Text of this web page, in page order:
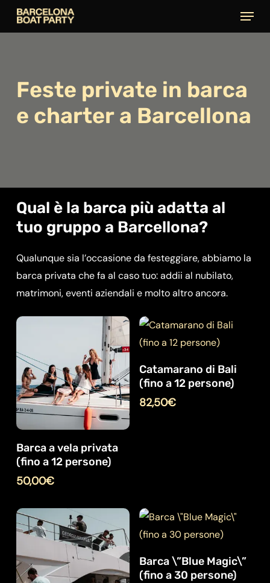
Skip
Menu
Feste private in barca
e charter a Barcellona
Qual è la barca più adatta al
tuo gruppo a Barcellona?
Qualunque sia l’occasione da festeggiare, abbiamo la
barca privata che fa al caso tuo:addii al nubilato,
matrimoni, eventi aziendali e molto altro ancora.
Barca a vela privata
(fino a 12 persone)
50,00€
Catamarano di Bali
(fino a 12 persone)
82,50€
Barca \”Blue Magic\”
(fino a 30 persone)